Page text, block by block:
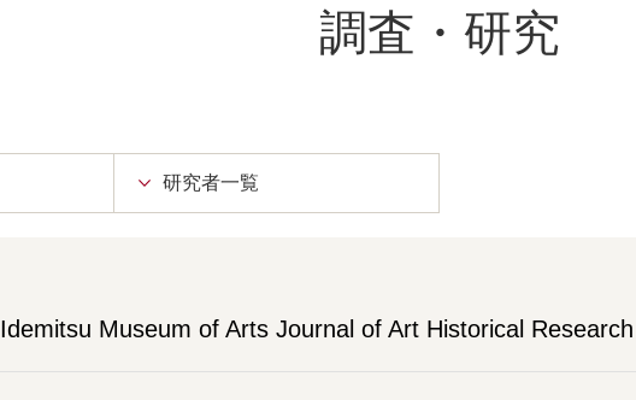
調査・研究
研究者一覧
Idemitsu Museum of Arts Journal of Art Historical Research